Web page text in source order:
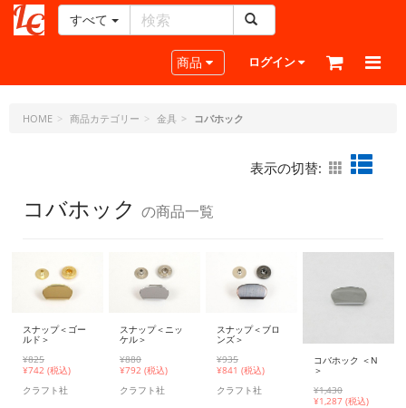
ー
ラ
ト・
すべて
Toggle navigation
商品 ログイン
HOME 商品カテゴリー 金具 コバホック
表示の切替:
コバホック の商品一覧
スナップ＜ゴー
ルド＞
¥825
¥742 (税込)
クラフト社
スナップ＜ニッ
ケル＞
¥880
¥792 (税込)
クラフト社
スナップ＜ブロ
ンズ＞
¥935
¥841 (税込)
クラフト社
コバホック ＜N
＞
¥1,430
¥1,287 (税込)